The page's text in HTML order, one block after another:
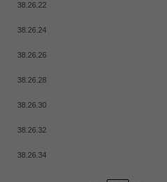
38.26.22
38.26.24
38.26.26
38.26.28
38.26.30
38.26.32
38.26.34